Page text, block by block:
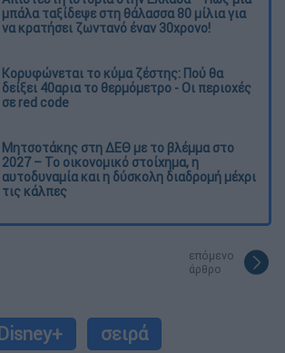
μπάλα ταξίδεψε στη θάλασσα 80 μίλια για
να κρατήσει ζωντανό έναν 30χρονο!
Κορυφώνεται το κύμα ζέστης: Πού θα
δείξει 40αρια το θερμόμετρο - Οι περιοχές
σε red code
Μητσοτάκης στη ΔΕΘ με το βλέμμα στο
2027 – Το οικονομικό στοίχημα, η
αυτοδυναμία και η δύσκολη διαδρομή μέχρι
τις κάλπες
επόμενο
άρθρο
Disney+ σειρά